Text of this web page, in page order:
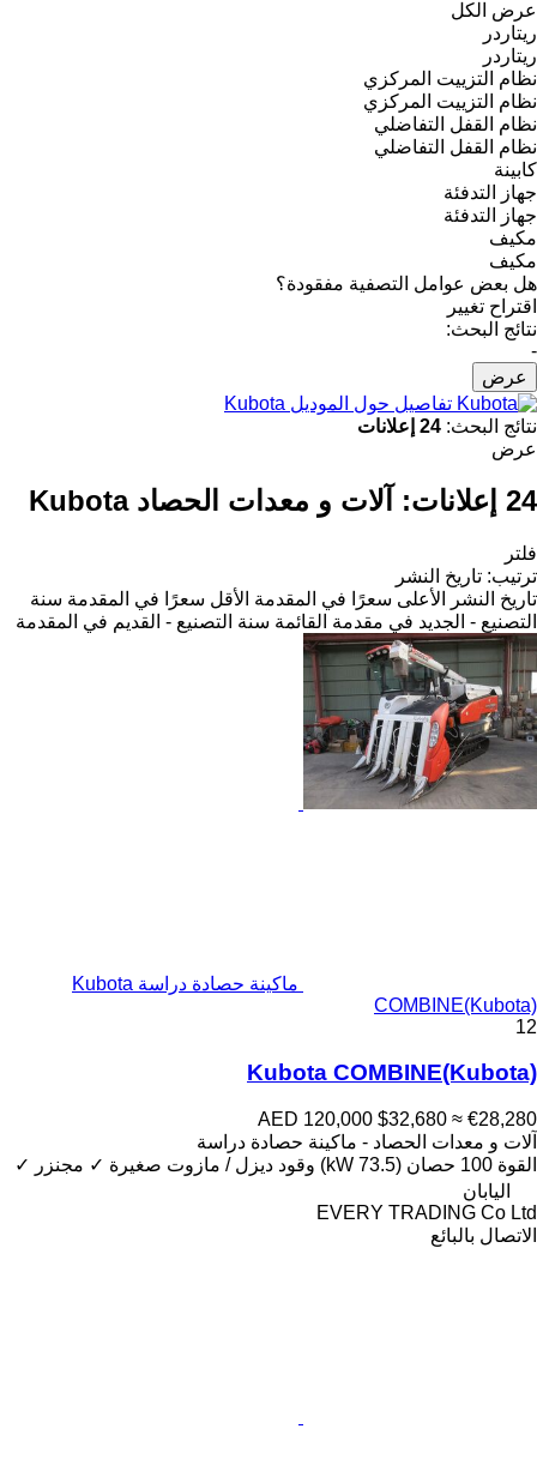
عرض الكل
ريتاردر
ريتاردر
نظام التزييت المركزي
نظام التزييت المركزي
نظام القفل التفاضلي
نظام القفل التفاضلي
كابينة
جهاز التدفئة
جهاز التدفئة
مكيف
مكيف
هل بعض عوامل التصفية مفقودة؟
اقتراح تغيير
نتائج البحث:
-
عرض
تفاصيل حول الموديل Kubota
نتائج البحث: 24 إعلانات
عرض
24 إعلانات: آلات و معدات الحصاد Kubota
فلتر
ترتيب: تاريخ النشر
تاريخ النشر
الأعلى سعرًا في المقدمة الأقل سعرًا في المقدمة سنة
التصنيع - الجديد في مقدمة القائمة سنة التصنيع - القديم في المقدمة
ماكينة حصادة دراسة Kubota
COMBINE(Kubota)
12
Kubota COMBINE(Kubota)
AED 120,000 $32,680 ≈ €28,280
آلات و معدات الحصاد - ماكينة حصادة دراسة
القوة 100 حصان (73.5 kW) وقود ديزل / مازوت صغيرة ✓ مجنزر
✓
اليابان
EVERY TRADING Co Ltd
الاتصال بالبائع